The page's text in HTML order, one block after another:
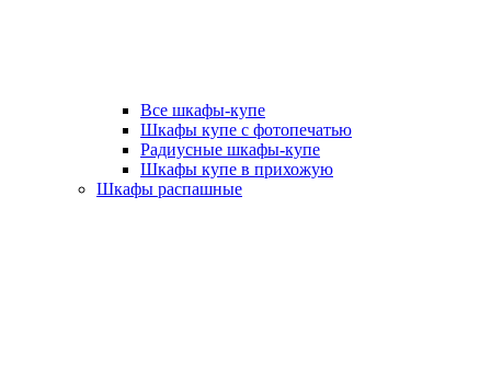
Все шкафы-купе
Шкафы купе с фотопечатью
Радиусные шкафы-купе
Шкафы купе в прихожую
Шкафы распашные